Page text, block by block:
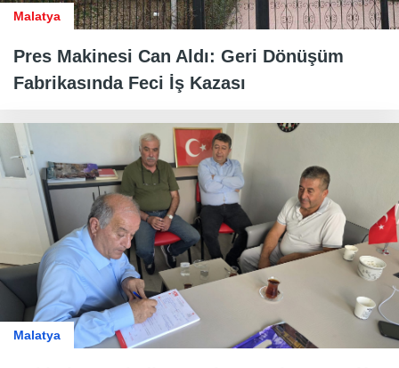
Malatya
Pres Makinesi Can Aldı: Geri Dönüşüm
Fabrikasında Feci İş Kazası
Malatya